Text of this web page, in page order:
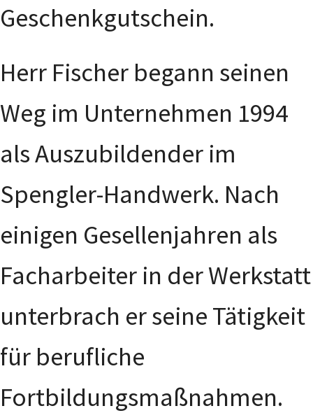
Geschenkgutschein.
Herr Fischer begann seinen
Weg im Unternehmen 1994
als Auszubildender im
Spengler-Handwerk. Nach
einigen Gesellenjahren als
Facharbeiter in der Werkstatt
unterbrach er seine Tätigkeit
für berufliche
Fortbildungsmaßnahmen.